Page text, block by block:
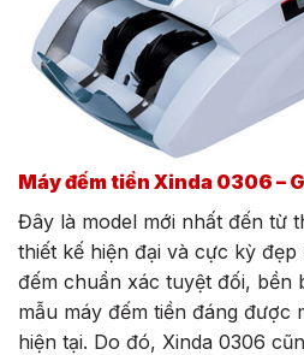
Máy đếm tiền Xinda 0306 –
Đây là model mới nhất đến từ
thiết kế hiện đại và cực kỳ
đếm chuẩn xác tuyệt đối, bền
mẫu máy đếm tiền đáng được
hiện tại. Do đó, Xinda 0306